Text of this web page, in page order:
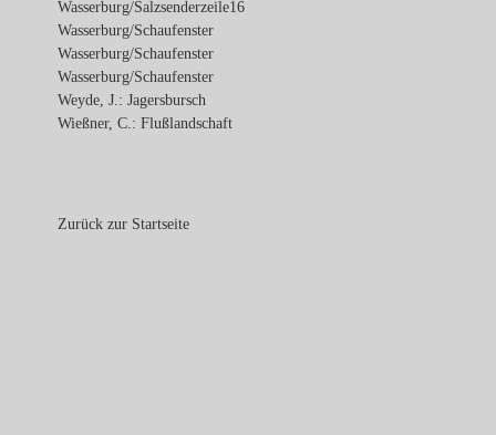
Wasserburg/Salzsenderzeile16
Wasserburg/Schaufenster
Wasserburg/Schaufenster
Wasserburg/Schaufenster
Weyde, J.: Jagersbursch
Wießner, C.: Flußlandschaft
Zurück zur Startseite